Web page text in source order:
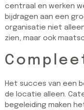
centraal en werken
bijdragen aan een
organisatie niet
zien, maar ook
Het succes van een
de locatie alleen.
begeleiding maken